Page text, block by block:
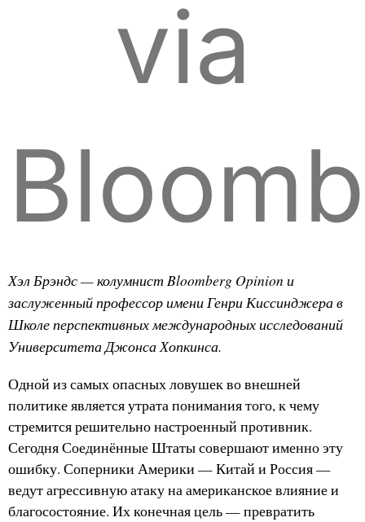
via
Хэл Брэндс — колумнист Bloomberg Opinion и
заслуженный профессор имени Генри Киссинджера в
Школе перспективных международных исследований
Университета Джонса Хопкинса.
Одной из самых опасных ловушек во внешней
политике является утрата понимания того, к чему
стремится решительно настроенный противник.
Сегодня Соединённые Штаты совершают именно эту
ошибку. Соперники Америки — Китай и Россия —
ведут агрессивную атаку на американское влияние и
благосостояние. Их конечная цель — превратить